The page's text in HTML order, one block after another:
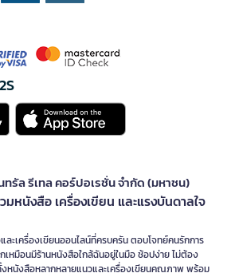
ทรัล รีเทล คอร์ปอเรชั่น จำกัด (มหาชน)
มหนังสือ เครื่องเขียน และแรงบันดาลใจ
ละเครื่องเขียนออนไลน์ที่ครบครัน ตอบโจทย์คนรักการ
เหมือนมีร้านหนังสือใกล้ฉันอยู่ในมือ ช้อปง่าย ไม่ต้อง
งหนังสือหลากหลายแนวและเครื่องเขียนคุณภาพ พร้อม